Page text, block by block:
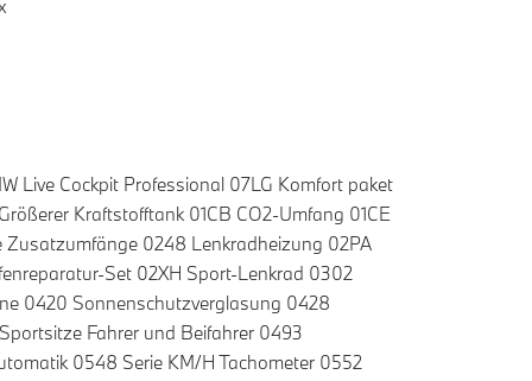
Live Cockpit Professional 07LG Komfort paket
Kraftstofftank 01CB CO2-Umfang 01CE
Zusatzumfänge 0248 Lenkradheizung 02PA
Set 02XH Sport-Lenkrad 0302
0420 Sonnenschutzverglasung 0428
Fahrer und Beifahrer 0493
0548 Serie KM/H Tachometer 0552